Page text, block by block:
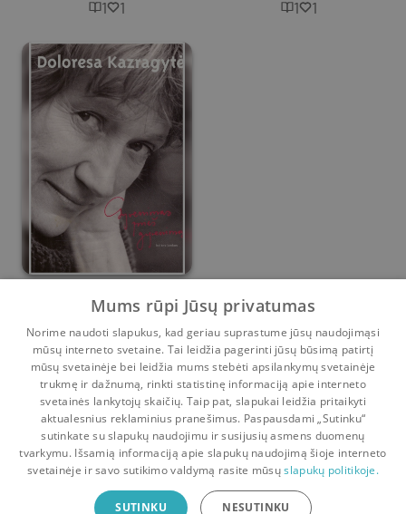
1 1 1 1
gyvenimą
Doloresa Kazragytė
0 1
Pradinis Krepšelis Pokalbiai Pranešimai Paskyra
Bookswap programėlė
Mums rūpi Jūsų privatumas
Norime naudoti slapukus, kad geriau suprastume jūsų naudojimąsi
mūsų interneto svetaine. Tai leidžia pagerinti jūsų būsimą patirtį
mūsų svetainėje bei leidžia mums stebėti apsilankymų svetainėje
trukmę ir dažnumą, rinkti statistinę informaciją apie interneto
svetainės lankytojų skaičių. Taip pat, slapukai leidžia pritaikyti
aktualesnius reklaminius pranešimus. Paspausdami „Sutinku“
sutinkate su slapukų naudojimu ir susijusių asmens duomenų
tvarkymu. Išsamią informaciją apie slapukų naudojimą šioje interneto
svetainėje ir savo sutikimo valdymą rasite mūsųslapukų politikoje.
SUTINKU NESUTINKU